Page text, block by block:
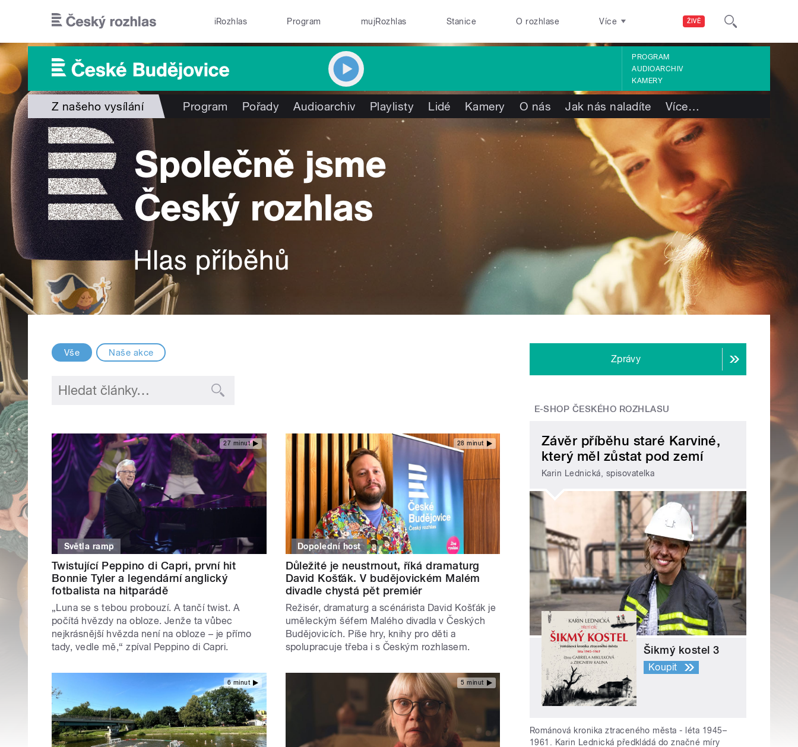
ŽIVĚ
iRozhlas Program mujRozhlas Stanice O rozhlase Více
PROGRAM
AUDIOARCHIV
KAMERY
Z našeho vysílání Program Pořady Audioarchiv Playlisty Lidé Kamery O nás Jak nás naladíte Více…
Vše Naše akce
27 minut
Světla ramp
Twistující Peppino di Capri, první hit
Bonnie Tyler a legendární anglický
fotbalista na hitparádě
„Luna se s tebou probouzí. A tančí twist. A
počítá hvězdy na obloze. Jenže ta vůbec
nejkrásnější hvězda není na obloze – je přímo
tady, vedle mě,“ zpíval Peppino di Capri.
28 minut
Dopolední host
Důležité je neustrnout, říká dramaturg
David Košťák. V budějovickém Malém
divadle chystá pět premiér
Režisér, dramaturg a scénárista David Košťák je
uměleckým šéfem Malého divadla v Českých
Budějovicích. Píše hry, knihy pro děti a
spolupracuje třeba i s Českým rozhlasem.
6 minut 5 minut
Zprávy
E-SHOP ČESKÉHO ROZHLASU
Závěr příběhu staré Karviné,
který měl zůstat pod zemí
Karin Lednická, spisovatelka
Šikmý kostel 3
Koupit
Románová kronika ztraceného města - léta 1945–
1961. Karin Lednická předkládá do značné míry